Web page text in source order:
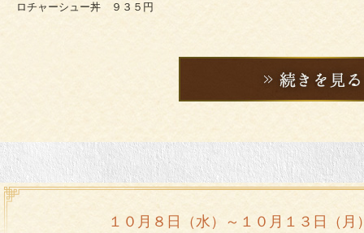
ロチャーシュー丼 ９３５円
１０月８日（水）～１０月１３日（